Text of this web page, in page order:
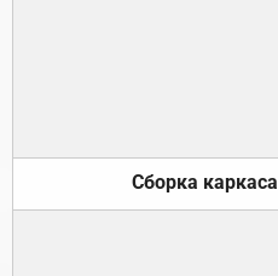
Сборка каркаса